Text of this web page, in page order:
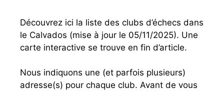
Découvrez ici la liste des clubs d’échecs dans
le Calvados (mise à jour le 05/11/2025). Une
carte interactive se trouve en fin d’article.
Nous indiquons une (et parfois plusieurs)
adresse(s) pour chaque club. Avant de vous